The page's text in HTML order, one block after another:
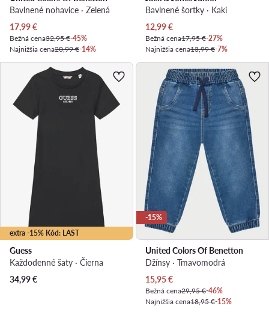
Bavlnené nohavice · Zelená
Aktuálna cena
17,99€
Bežná cena32,95 €-45%
Najnižšia cena20,99 €-14%
Bavlnené šortky · Kaki
Aktuálna cena
12,99€
Bežná cena17,95 €-27%
Najnižšia cena13,99 €-7%
extra -15% Kód: LAST
Guess
Každodenné šaty · Čierna
34,99€
-15%
United Colors Of Benetton
Džínsy · Tmavomodrá
Aktuálna cena
15,95€
Bežná cena29,95 €-46%
Najnižšia cena18,95 €-15%